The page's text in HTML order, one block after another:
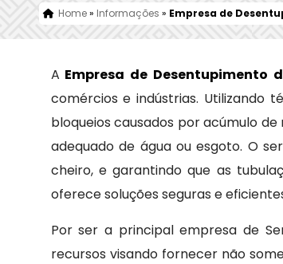
Home» Informações » Empresa de
A Empresa de Desentupimento
comércios e indústrias. Utilizando
bloqueios causados por acúmulo
adequado de água ou esgoto. O
cheiro, e garantindo que as
oferece soluções seguras e
Por ser a principal empresa de
recursos visando fornecer não